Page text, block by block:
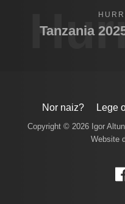
Tanzania
Nor naiz? Lege
Copyright © 2026 Igor
Website